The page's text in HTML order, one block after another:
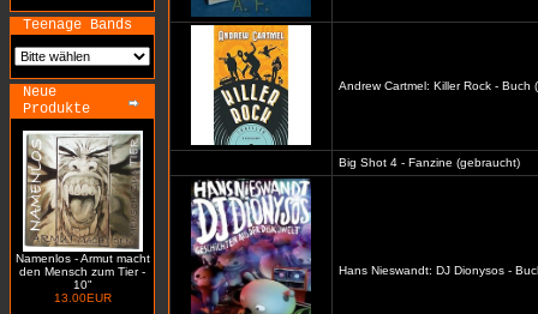
Teenage Bands
Neue
Produkte
Namenlos - Armut macht
den Mensch zum Tier -
10"
13.00EUR
Andrew Cartmel: Killer Rock - Buch
Big Shot 4 - Fanzine (gebraucht)
Hans Nieswandt: DJ Dionysos -